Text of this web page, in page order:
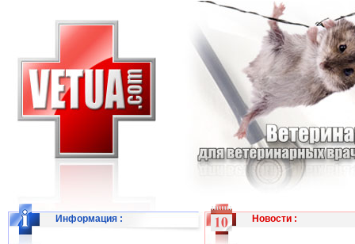
Информация : Новости: